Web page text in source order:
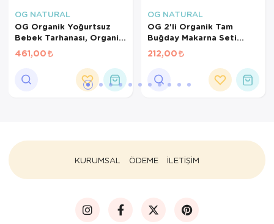
OG NATURAL
OG Organik Yoğurtsuz
Bebek Tarhanası, Organik
İrmik, Pirinç Unu +6 Ay
461,00
OG NATURAL
OG 2'li Organik Tam
Buğday Makarna Seti
+7AY
212,00
KURUMSAL ÖDEME İLETİŞİM